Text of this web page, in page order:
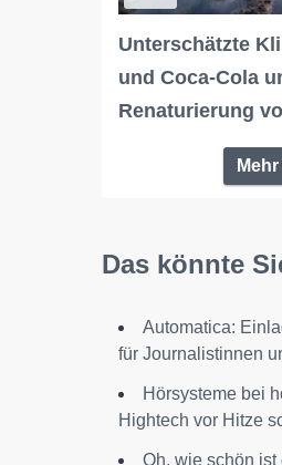
Unterschätzte
und Coca-Cola
Renaturierung
Das könnte
Automatica:
für Journalistinnen
Hörsysteme bei
Hightech vor Hitze
Oh, wie schön ist